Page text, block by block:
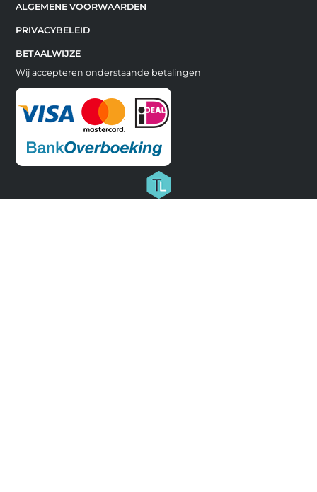
ALGEMENE VOORWAARDEN
PRIVACYBELEID
BETAALWIJZE
Wij accepteren onderstaande betalingen